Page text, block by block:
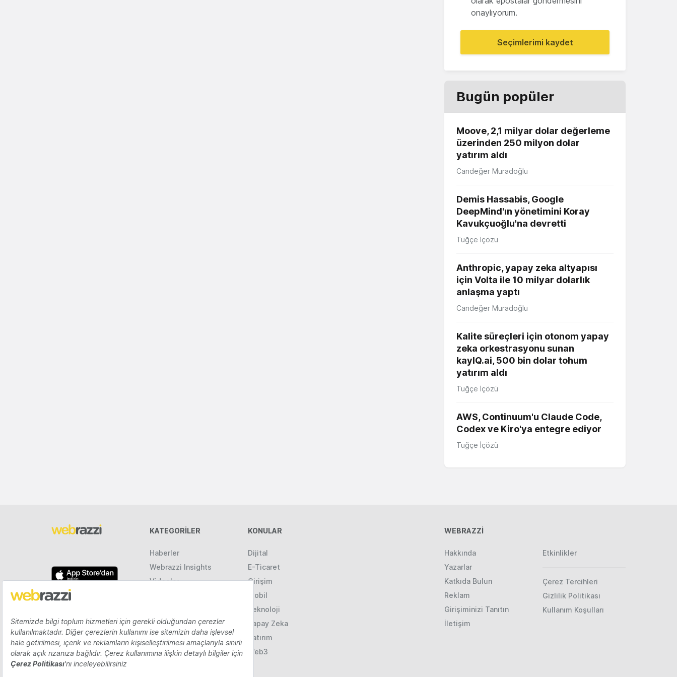
onaylıyorum.
Seçimlerimi kaydet
Bugün popüler
Moove, 2,1 milyar dolar değerleme
üzerinden 250 milyon dolar
yatırım aldı
Candeğer Muradoğlu
Demis Hassabis, Google
DeepMind'ın yönetimini Koray
Kavukçuoğlu'na devretti
Tuğçe İçözü
Anthropic, yapay zeka altyapısı
için Volta ile 10 milyar dolarlık
anlaşma yaptı
Candeğer Muradoğlu
Kalite süreçleri için otonom yapay
zeka orkestrasyonu sunan
kayIQ.ai, 500 bin dolar tohum
yatırım aldı
Tuğçe İçözü
AWS, Continuum'u Claude Code,
Codex ve Kiro'ya entegre ediyor
Tuğçe İçözü
KATEGORILER
Haberler
Webrazzi Insights
Videolar
KONULAR
Dijital
E-Ticaret
Girişim
Mobil
Teknoloji
Yapay Zeka
Yatırım
Web3
WEBRAZZİ
Hakkında
Yazarlar
Katkıda Bulun
Reklam
Girişiminizi Tanıtın
İletişim
Etkinlikler
Çerez Tercihleri
Gizlilik Politikası
Kullanım Koşulları